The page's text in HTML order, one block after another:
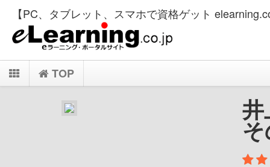
【PC、タブレット、スマホで資格ゲット
TOP